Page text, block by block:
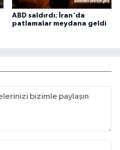
ABD saldırdı: İran'da
patlamalar meydana geldi